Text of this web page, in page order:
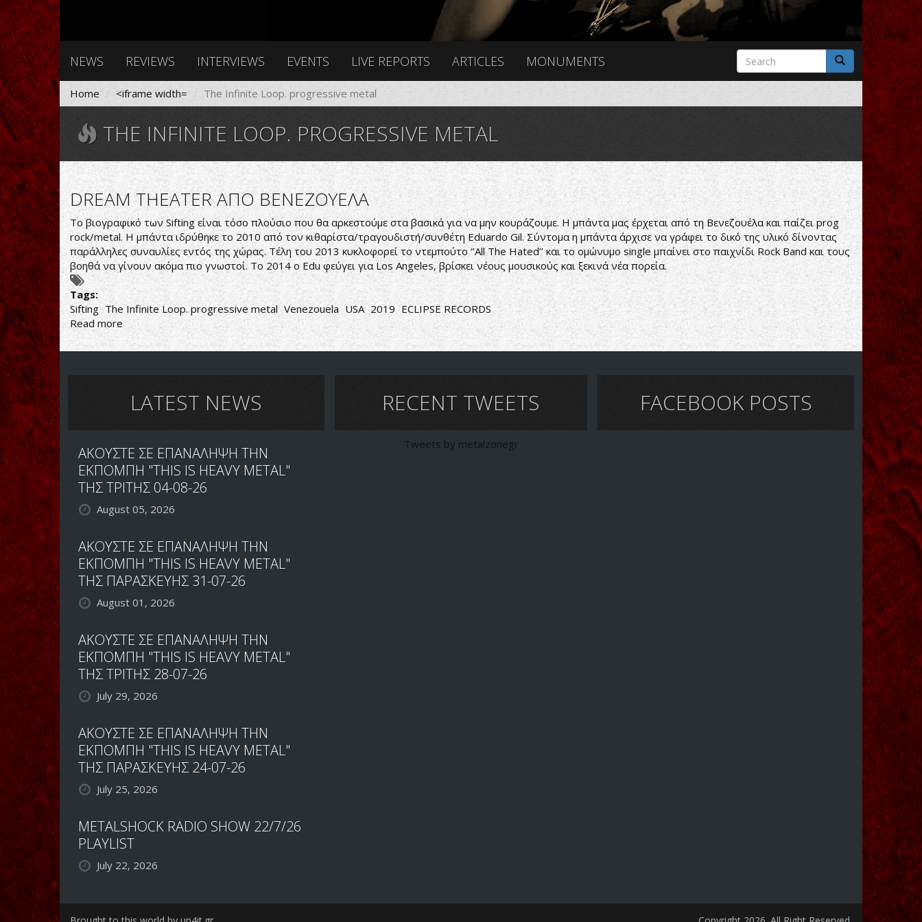
NEWS REVIEWS INTERVIEWS EVENTS LIVE REPORTS ARTICLES MONUMENTS
Search
form
Search
Home <iframe width= The Infinite Loop. progressive metal
THE INFINITE LOOP. PROGRESSIVE METAL
DREAM THEATER ΑΠΟ ΒΕΝΕΖΟΥΕΛΑ
Το βιογραφικό των Sifting είναι τόσο πλούσιο που θα αρκεστούμε στα βασικά για να μην κουράζουμε. Η μπάντα μας έρχεται από τη Βενεζουέλα και παίζει prog
rock/metal. Η μπάντα ιδρύθηκε το 2010 από τον κιθαρίστα/τραγουδιστή/συνθέτη Eduardo Gil. Σύντομα η μπάντα άρχισε να γράφει το δικό της υλικό δίνοντας
παράλληλες συναυλίες εντός της χώρας. Τέλη του 2013 κυκλοφορεί το ντεμπούτο ‘’All The Hated’’ και το ομώνυμο single μπαίνει στο παιχνίδι Rock Band και τους
βοηθά να γίνουν ακόμα πιο γνωστοί. Το 2014 ο Edu φεύγει για Los Angeles, βρίσκει νέους μουσικούς και ξεκινά νέα πορεία.
Tags:
Sifting The Infinite Loop. progressive metal Venezouela USA 2019 ECLIPSE RECORDS
Read more about
DREAM
THEATER
LATEST NEWS
ΑΚΟΥΣΤΕ ΣΕ ΕΠΑΝΑΛΗΨΗ ΤΗΝ
ΕΚΠΟΜΠΗ "THIS IS HEAVY METAL"
ΤΗΣ ΤΡΙΤΗΣ 04-08-26
August 05, 2026
ΑΚΟΥΣΤΕ ΣΕ ΕΠΑΝΑΛΗΨΗ ΤΗΝ
ΕΚΠΟΜΠΗ "THIS IS HEAVY METAL"
ΤΗΣ ΠΑΡΑΣΚΕΥΗΣ 31-07-26
August 01, 2026
ΑΚΟΥΣΤΕ ΣΕ ΕΠΑΝΑΛΗΨΗ ΤΗΝ
ΕΚΠΟΜΠΗ "THIS IS HEAVY METAL"
ΤΗΣ ΤΡΙΤΗΣ 28-07-26
July 29, 2026
ΑΚΟΥΣΤΕ ΣΕ ΕΠΑΝΑΛΗΨΗ ΤΗΝ
ΕΚΠΟΜΠΗ "THIS IS HEAVY METAL"
ΤΗΣ ΠΑΡΑΣΚΕΥΗΣ 24-07-26
July 25, 2026
METALSHOCK RADIO SHOW 22/7/26
PLAYLIST
July 22, 2026
RECENT TWEETS
Tweets by metalzonegr
FACEBOOK POSTS